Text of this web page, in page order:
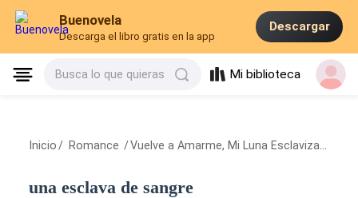
Buenovela
Descarga el libro gratis en la app
Descargar
Busca lo que quieras Mi biblioteca
Inicio / Romance /Vuelve a Amarme, Mi Luna Esclavizada
una esclava de sangre